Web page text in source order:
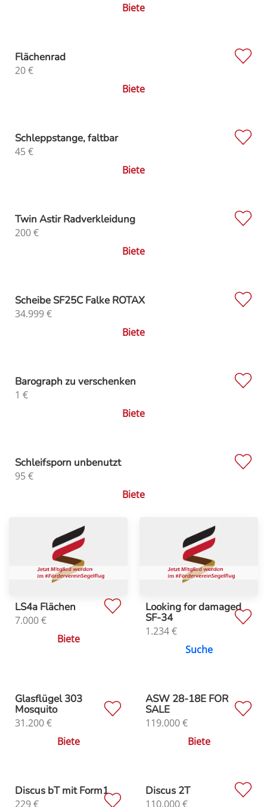
Biete
Flächenrad
20€
Biete
Schleppstange, faltbar
45€
Biete
Twin Astir Radverkleidung
200€
Biete
Scheibe SF25C Falke ROTAX
34.999€
Biete
Barograph zu verschenken
1 €
Biete
Schleifsporn unbenutzt
95€
Biete
LS4a Flächen
7.000€
Biete
Looking for damaged
SF-34
1.234€
Suche
Glasflügel 303
Mosquito
31.200€
Biete
ASW 28-18E FOR
SALE
119.000€
Biete
Discus bT mit Form1
229€
Discus 2T
110.000€